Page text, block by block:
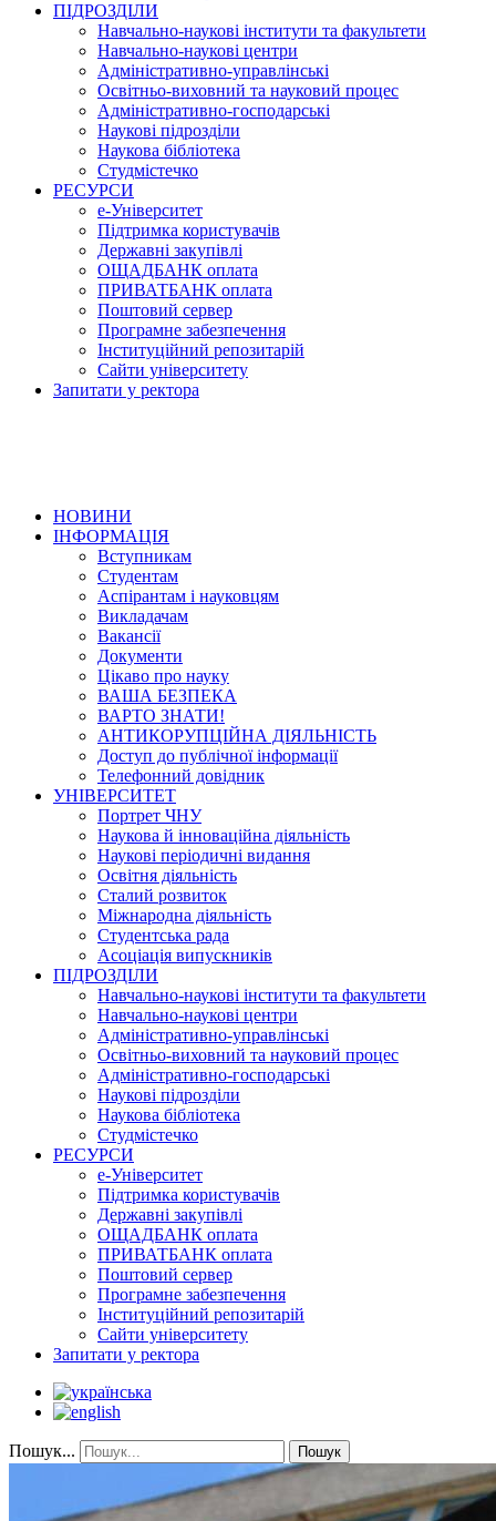
ПІДРОЗДІЛИ
Навчально-наукові інститути та факультети
Навчально-наукові центри
Адміністративно-управлінські
Освітньо-виховний та науковий процес
Адміністративно-господарські
Наукові підрозділи
Наукова бібліотека
Студмістечко
РЕСУРСИ
е-Університет
Підтримка користувачів
Державні закупівлі
ОЩАДБАНК оплата
ПРИВАТБАНК оплата
Поштовий сервер
Програмне забезпечення
Інституційний репозитарій
Сайти університету
Запитати у ректора
НОВИНИ
ІНФОРМАЦІЯ
Вступникам
Студентам
Аспірантам і науковцям
Викладачам
Вакансії
Документи
Цікаво про науку
ВАША БЕЗПЕКА
ВАРТО ЗНАТИ!
АНТИКОРУПЦІЙНА ДІЯЛЬНІСТЬ
Доступ до публічної інформації
Телефонний довідник
УНІВЕРСИТЕТ
Портрет ЧНУ
Наукова й інноваційна діяльність
Наукові періодичні видання
Освітня діяльність
Сталий розвиток
Міжнародна діяльність
Студентська рада
Асоціація випускників
ПІДРОЗДІЛИ
Навчально-наукові інститути та факультети
Навчально-наукові центри
Адміністративно-управлінські
Освітньо-виховний та науковий процес
Адміністративно-господарські
Наукові підрозділи
Наукова бібліотека
Студмістечко
РЕСУРСИ
е-Університет
Підтримка користувачів
Державні закупівлі
ОЩАДБАНК оплата
ПРИВАТБАНК оплата
Поштовий сервер
Програмне забезпечення
Інституційний репозитарій
Сайти університету
Запитати у ректора
Пошук... Пошук